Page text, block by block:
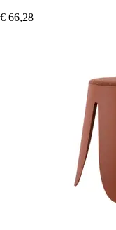
€ 66,28